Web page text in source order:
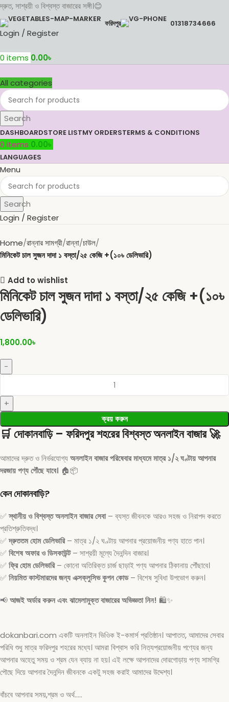
দ্রুত, সাশ্রয়ী ও বিশ্বস্ত বাজারের সঙ্গী।😊
ফরিদপুর 01318734666
Login / Register
0 items 0.00৳
All categories
Search
DASHBOARDSTORE LISTMY ORDERSTERMS & CONDITIONS
0 items 0.00৳
LANGUAGES
Menu
Search
Login / Register
Home রান্নার সামগ্রী রান্না চাউল
মিনিকেট চাল সুজন দাদা ১ বস্তা/২৫ কেজি +(১০৳ ডেলিভারি)
Add to wishlist
মিনিকেট চাল সুজন দাদা ১ বস্তা/২৫ কেজি +(১০৳
ডেলিভারি)
1,800.00৳
ক্রয় করুন
🛒দোকানবাড়ি – ফরিদপুর শহরের বিশ্বস্ত অনলাইন বাজার🚀
আমাদের দ্রুত ও নির্ভরযোগ্যঅনলাইন বাজার পরিষেবার মাধ্যমে মাত্র ১/২ ঘণ্টায় আপনার
দরজায় পণ্য পৌঁছে যাবে। 🏠📦
কেন দোকানবাড়ি?
✅স্থানীয় ও বিশ্বস্ত অনলাইন বাজার সেবা– ব্যস্ত জীবনকে আরও সহজ ও নিরাপদ করতে
প্রতিশ্রুতিবদ্ধ।
✅দ্রুততম হোম ডেলিভারি– মাত্র ১/২ ঘণ্টায় আপনার প্রয়োজনীয় পণ্য হাতে পান।
✅ বিশেষ অফার ও ডিসকাউন্ট– সাশ্রয়ী মূল্যে দৈনন্দিন বাজার।
✅ ফ্রি হোম ডেলিভারি– কোনো অতিরিক্ত চার্জ ছাড়াই পণ্য আপনার ঠিকানায় পৌঁছাবে।
✅ নিয়মিত কাস্টমারদের জন্য এক্সক্লুসিভ কুপন কোড– বিশেষ সুবিধা উপভোগ করুন।
📢আজই অর্ডার করুন এবং ঝামেলামুক্ত বাজারের অভিজ্ঞতা নিন! 🛍️✨
dokanbari.com একটি অনলাইন ভিওিক ই-কমার্স প্রতিষ্ঠান। আপাতত, আমাদের সেবার
পরিধি শুধু মাত্র ফরিদপুর শহরের মধ্যে। আমরা বিশ্বাস করি নিত্যপ্রয়োজনীয় পণ্যের জন্য
আপনার অহেতু সময় ও শ্রম যেন ব্যায় না হয়। এই লক্ষে আপনাদের দোরগোড়ায় পণ্য সামগ্রি
পৌছে দিয়ে আপনার দৈনন্দিন জীবনকে একটু সহজ করাই আমাদের উদ্দেশ্য।
বাঁচবে আপনার সময়,শ্রম ও অর্থ…..